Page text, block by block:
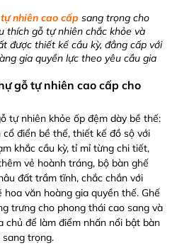
nhiên cao cấp sang trọng cho
thích gỗ tự nhiên chắc khỏe và
được thiết kế cầu kỳ, đẳng cấp với
gia quyền lực theo yêu cầu gia
gỗ tự nhiên cao cấp cho
tự nhiên khỏe ốp đệm dày bề thế:
điển bề thế, thiết kế đồ sộ với
khắc cầu kỳ, tỉ mỉ từng chi tiết,
vẻ hoành tráng, bộ bàn ghế
đất trầm tĩnh, chắc chắn với
văn hoàng gia quyền thế. Ghế
trưng cho phong thái cao sang và
chủ để làm điểm nhấn nổi bật bàn
sang trọng.